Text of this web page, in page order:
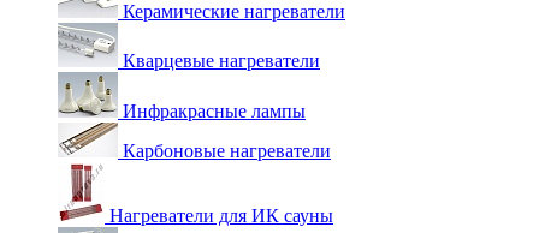
Керамические нагреватели
Кварцевые нагреватели
Инфракрасные лампы
Карбоновые нагреватели
Нагреватели для ИК сауны